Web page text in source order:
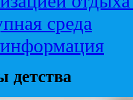
среда
детства